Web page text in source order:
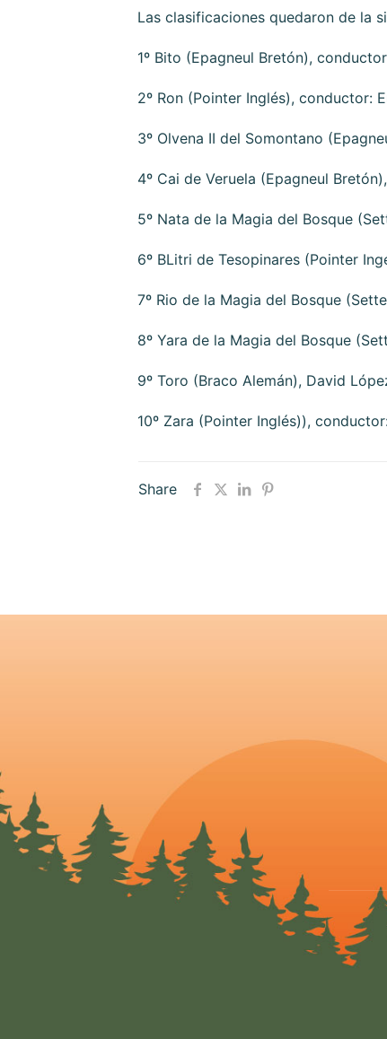
Las clasificaciones quedaron de la
1º Bito (Epagneul Bretón),
2º Ron (Pointer Inglés), conductor:
3º Olvena II del Somontano
4º Cai de Veruela (Epagneul
5º Nata de la Magia del Bosque
6º BLitri de Tesopinares (Pointer
7º Rio de la Magia del Bosque
8º Yara de la Magia del Bosque
9º Toro (Braco Alemán), David
10º Zara (Pointer Inglés)),
Share